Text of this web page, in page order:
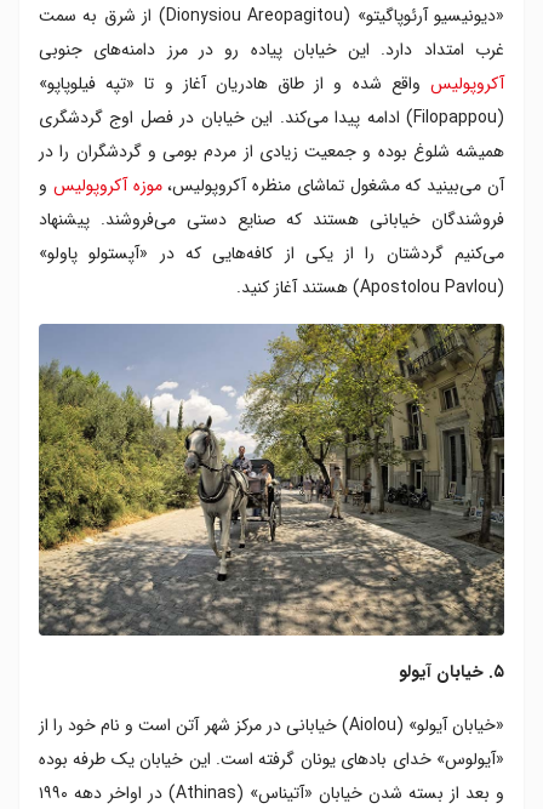
«دیونیسیو آرئوپاگیتو» (Dionysiou Areopagitou) از شرق به سمت
غرب امتداد دارد. این خیابان پیاده رو در مرز دامنه‌های جنوبی
آکروپولیس واقع شده و از طاق هادریان آغاز و تا «تپه فیلوپاپو»
(Filopappou) ادامه پیدا می‌کند. این خیابان در فصل اوج گردشگری
همیشه شلوغ بوده و جمعیت زیادی از مردم بومی و گردشگران را در
آن می‌بینید که مشغول تماشای منظره آکروپولیس،موزه آکروپولیس و
فروشندگان خیابانی هستند که صنایع دستی می‌فروشند. پیشنهاد
می‌کنیم گردشتان را از یکی از کافه‌هایی که در «آپستولو پاولو»
(Apostolou Pavlou) هستند آغاز کنید.
۵. خیابان آیولو
«خیابان آیولو» (Aiolou) خیابانی در مرکز شهر آتن است و نام خود را از
«آیولوس» خدای بادهای یونان گرفته است. این خیابان یک طرفه بوده
و بعد از بسته شدن خیابان «آتیناس» (Athinas) در اواخر دهه ۱۹۹۰